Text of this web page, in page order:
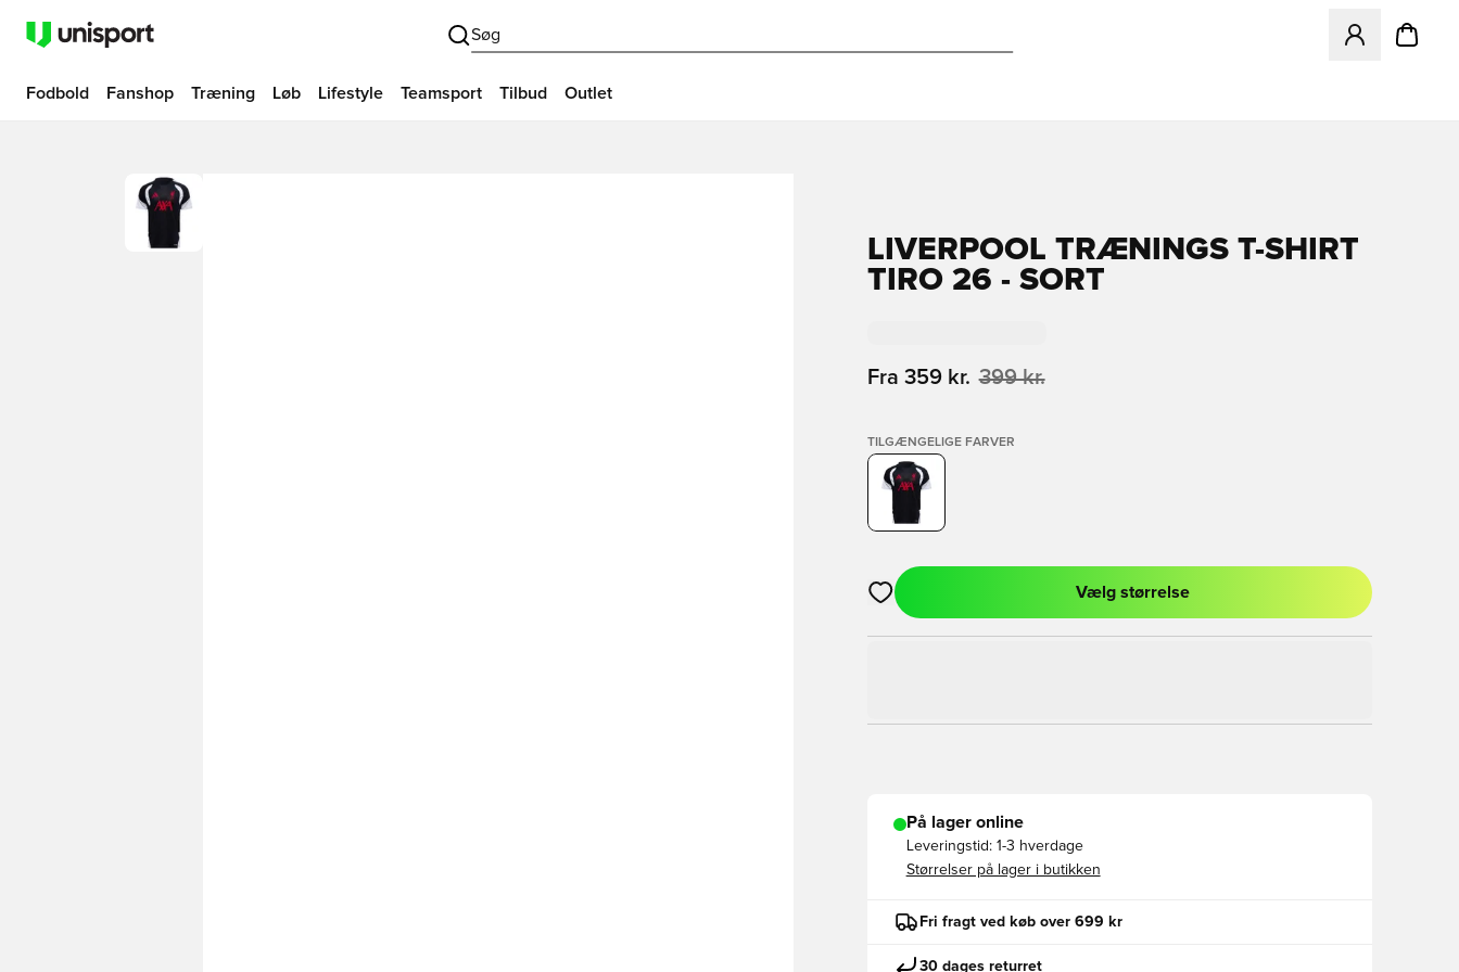
Søg
Åbner en
Fodbold Fanshop Træning Løb Lifestyle Teamsport Tilbud Outlet
LIVERPOOL TRÆNINGS T-SHIRT
TIRO 26 - SORT
Fra 359 kr. 399 kr.
TILGÆNGELIGE FARVER
Åbner en Modal til at logge ind eller tilmelde dig som medlem
Vælg størrelse
På lager online
Leveringstid: 1-3 hverdage
Størrelser på lager i butikken
Fri fragt ved køb over 699 kr
30 dages returret